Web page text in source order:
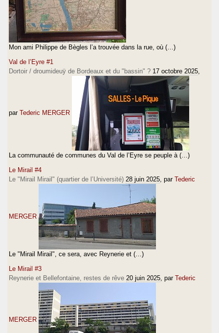
Mon ami Philippe de Bègles l’a trouvée dans la rue, où (…)
Val de l’Eyre #1
Dortoir / droumideuÿ de Bordeaux et du "bassin" ? 17 octobre 2025
par Tederic MERGER
La communauté de communes du Val de l’Eyre se peuple à (…)
Le Mirail #4
Le "Mirail Mirail" (quartier de l’Université) 28 juin 2025 , par Tederic
MERGER
Le "Mirail Mirail", ce sera, avec Reynerie et (…)
Le Mirail #3
Reynerie et Bellefontaine, restes de rêve 20 juin 2025 , par Tederic
MERGER